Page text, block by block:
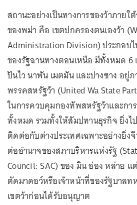
สถานะอย่างเป็นทางการของว้าภาย
ของพม่า คือ เขตปกครองตนเองว้า
Administration Division) ประกอบ
ของรัฐฉานทางตอนเหนือ มีทั้งหมด 6
ปันไว นาพัน เมตมัน และปางซาง อยู่
พรรคสหรัฐว้า (United Wa State
ในการควบคุมกองทัพสหรัฐว้าและกา
ทั้งหมด รวมทั้งให้สัมปทานธุรกิจ ยิ่ง
ติดต่อกับต่างประเทศเฉพาะอย่างยิ่ง
ต่ออำนาจของสภาบริหารแห่งรัฐ
Council: SAC) ของ มิน อ่อง หล่าย
ตัดมาดอว์หรือเจ้าหน้าที่ของรัฐบาลท
เขตว้าก่อนได้รับอนุญาต